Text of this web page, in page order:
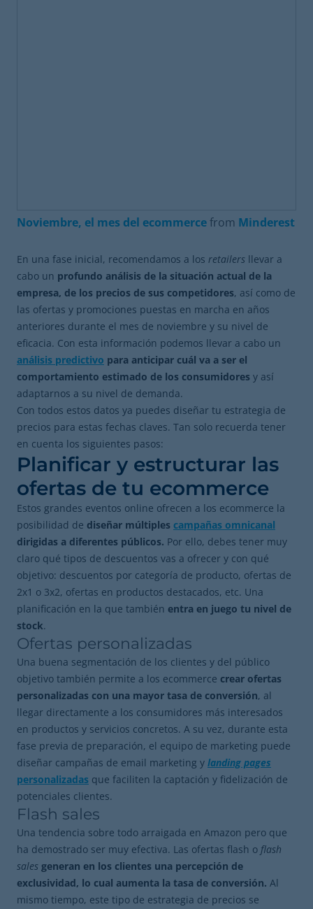
Noviembre, el mes del ecommercefrom Minderest
En una fase inicial, recomendamos a los retailers llevar a
cabo un profundo análisis de la situación actual de la
empresa, de los precios de sus competidores, así como de
las ofertas y promociones puestas en marcha en años
anteriores durante el mes de noviembre y su nivel de
eficacia. Con esta información podemos llevar a cabo un
análisis predictivo para anticipar cuál va a ser el
comportamiento estimado de los consumidores y así
adaptarnos a su nivel de demanda.
Con todos estos datos ya puedes diseñar tu estrategia de
precios para estas fechas claves. Tan solo recuerda tener
en cuenta los siguientes pasos:
Planificar y estructurar las
ofertas de tu ecommerce
Estos grandes eventos online ofrecen a los ecommerce la
posibilidad de diseñar múltiples campañas omnicanal
dirigidas a diferentes públicos. Por ello, debes tener muy
claro qué tipos de descuentos vas a ofrecer y con qué
objetivo: descuentos por categoría de producto, ofertas de
2x1 o 3x2, ofertas en productos destacados, etc. Una
planificación en la que también entra en juego tu nivel de
stock.
Ofertas personalizadas
Una buena segmentación de los clientes y del público
objetivo también permite a los ecommerce crear ofertas
personalizadas con una mayor tasa de conversión, al
llegar directamente a los consumidores más interesados
en productos y servicios concretos. A su vez, durante esta
fase previa de preparación, el equipo de marketing puede
diseñar campañas de email marketing y landing pages
personalizadas que faciliten la captación y fidelización de
potenciales clientes.
Flash sales
Una tendencia sobre todo arraigada en Amazon pero que
ha demostrado ser muy efectiva. Las ofertas flash o flash
sales generan en los clientes una percepción de
exclusividad, lo cual aumenta la tasa de conversión. Al
mismo tiempo, este tipo de estrategia de precios se